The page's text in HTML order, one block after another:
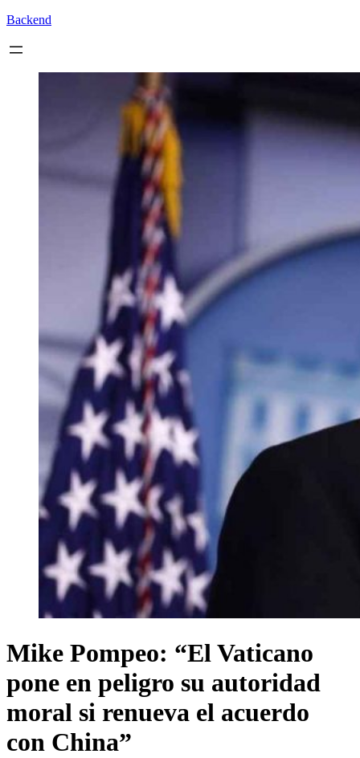
Backend
Mike Pompeo: “El Vaticano
pone en peligro su autoridad
moral si renueva el acuerdo
con China”